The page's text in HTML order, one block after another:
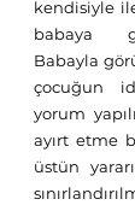
kendisiyle
babaya
Babayla
çocuğun
yorum
ayırt etme
üstün